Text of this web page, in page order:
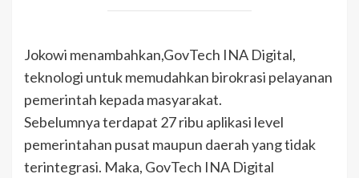
Jokowi menambahkan,GovTech INA Digital,
teknologi untuk memudahkan birokrasi pelayanan
pemerintah kepada masyarakat.
Sebelumnya terdapat 27 ribu aplikasi level
pemerintahan pusat maupun daerah yang tidak
terintegrasi. Maka, GovTech INA Digital